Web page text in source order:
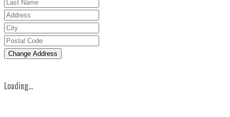
Change Address
Loading...